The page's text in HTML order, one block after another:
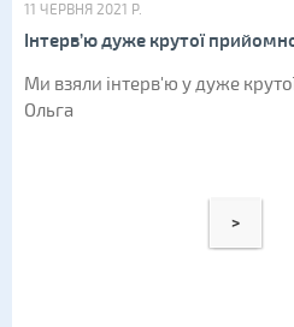
11 ЧЕРВНЯ 2021 Р.
Інтерв’ю дуже крутої
Ми взяли інтерв'ю у дуже
Ольга
>